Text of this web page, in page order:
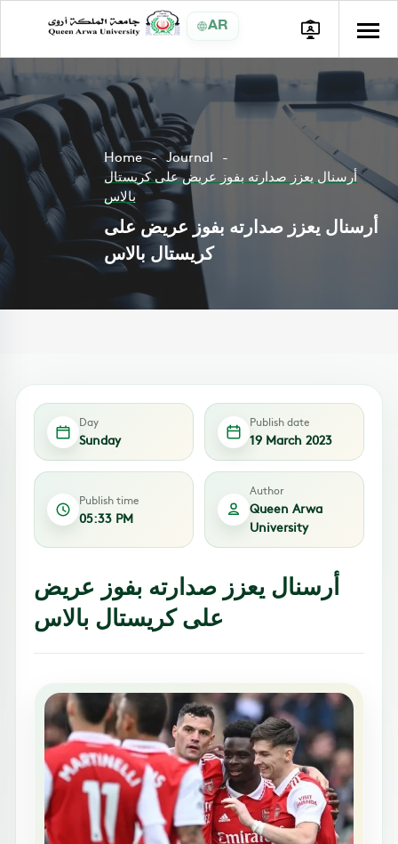
AR
Home
Journal
أرسنال يعزز صدارته بفوز عريض على كريستال
بالاس
أرسنال يعزز صدارته بفوز عريض على
كريستال بالاس
Day
Sunday
Publish date
19 March 2023
Publish time
05:33 PM
Author
Queen Arwa
University
أرسنال يعزز صدارته بفوز عريض
على كريستال بالاس